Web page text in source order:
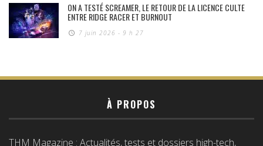
ON A TESTÉ SCREAMER, LE RETOUR DE LA LICENCE CULTE
ENTRE RIDGE RACER ET BURNOUT
7 juin 2026 - 9 h 27
À PROPOS
THM Magazine : Actualités, tests et dossiers high-tech,